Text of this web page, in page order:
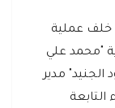
عملية
"محمد علي
مدير